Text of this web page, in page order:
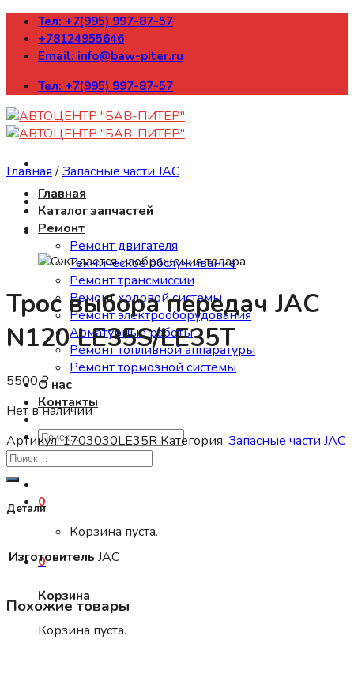
Skip
content
Тел: +7(995) 997-87-57
+78124955646
Email: info@baw-piter.ru
Тел: +7(995) 997-87-57
Главная
Каталог запчастей
Ремонт
Ремонт двигателя
Техническое обслуживание
Ремонт трансмиссии
Ремонт ходовой системы
Ремонт электрооборудования
Арматурные работы
Ремонт топливной аппаратуры
Ремонт тормозной системы
О нас
Контакты
Искать:
0
Корзина пуста.
0
Корзина
Корзина пуста.
Главная /Запасные части JAC
Трос выбора передач JAC
N120 LE35S/LE35T
5500₽
Нет в наличии
Артикул:1703030LE35RКатегория: Запасные части JAC
Детали
Изготовитель JAC
Похожие товары